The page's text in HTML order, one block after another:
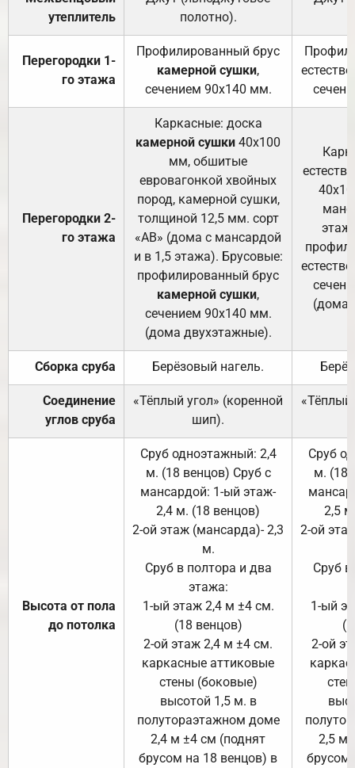
утеплитель
полотно).
Перегородки 1-
го этажа
Профилированный брус
камерной сушки,
сечением 90х140 мм.
Перегородки 2-
го этажа
Каркасные: доска
камерной сушки 40х100
мм, обшитые
евровагонкой хвойных
пород, камерной сушки,
толщиной 12,5 мм. сорт
«АВ» (дома с мансардой
и в 1,5 этажа). Брусовые:
профилированный брус
камерной сушки,
сечением 90х140 мм.
(дома двухэтажные).
(дома
Сборка сруба Берёзовый нагель.
Соединение
углов сруба
«Тёплый угол» (коренной
шип).
«Тёплый
Высота от пола
до потолка
Сруб одноэтажный: 2,4
м. (18 венцов) Сруб с
мансардой: 1-ый этаж-
2,4 м. (18 венцов)
2-ой этаж (мансарда)- 2,3
м.
Сруб в полтора и два
этажа:
1-ый этаж 2,4 м ±4 см.
(18 венцов)
2-ой этаж 2,4 м ±4 см.
каркасные аттиковые
стены (боковые)
высотой 1,5 м. в
полутораэтажном доме
2,4 м ±4 см (поднят
брусом на 18 венцов) в
Сруб
м. (18
2,5
2-ой
Сруб
1-ый
2-ой
2,5 м
брусом